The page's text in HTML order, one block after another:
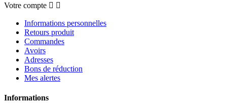
Votre compte  
Informations personnelles
Retours produit
Commandes
Avoirs
Adresses
Bons de réduction
Mes alertes
Informations